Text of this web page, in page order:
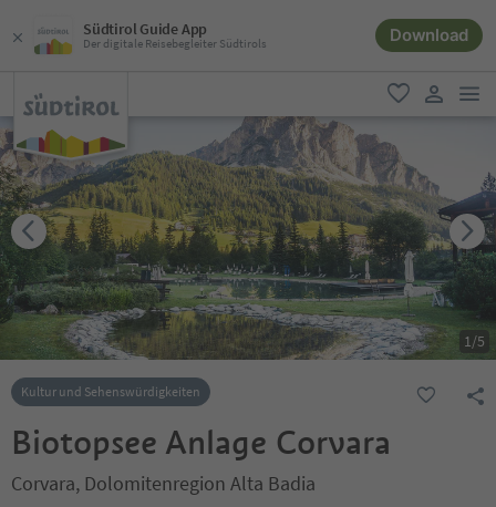
Südtirol Guide App
Der digitale Reisebegleiter Südtirols Download
favorit
user link
1/5
Kultur und Sehenswürdigkeiten
Biotopsee Anlage Corvara
Corvara, Dolomitenregion Alta Badia